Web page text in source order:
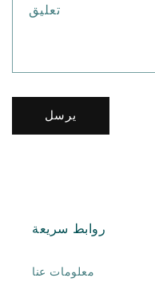
تعليق
يرسل
روابط سريعة
معلومات عنا